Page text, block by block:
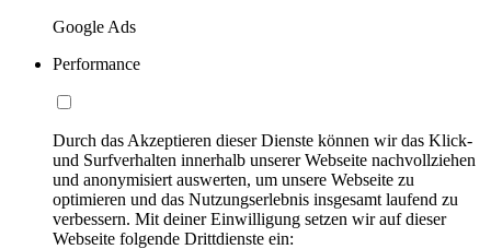
Google Ads
Performance
Durch das Akzeptieren dieser Dienste können wir das Klick-
und Surfverhalten innerhalb unserer Webseite nachvollziehen
und anonymisiert auswerten, um unsere Webseite zu
optimieren und das Nutzungserlebnis insgesamt laufend zu
verbessern. Mit deiner Einwilligung setzen wir auf dieser
Webseite folgende Drittdienste ein: